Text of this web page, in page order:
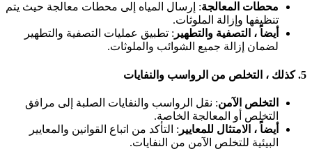
محطات المعالجة: إرسال المياه إلى محطات معالجة حيث يتم
تنظيفها وإزالة الملوثات.
أيضاً ، التصفية والتطهير: تطبيق عمليات التصفية والتطهير
لضمان إزالة جميع الشوائب والملوثات.
كذلك ، التخلص من الرواسب والنفايات
التخلص الآمن: نقل الرواسب والنفايات الصلبة إلى مرافق
التخلص أو المعالجة الخاصة.
أيضاً ، الامتثال للمعايير: التأكد من اتباع القوانين والمعايير
البيئية للتخلص الآمن من النفايات.